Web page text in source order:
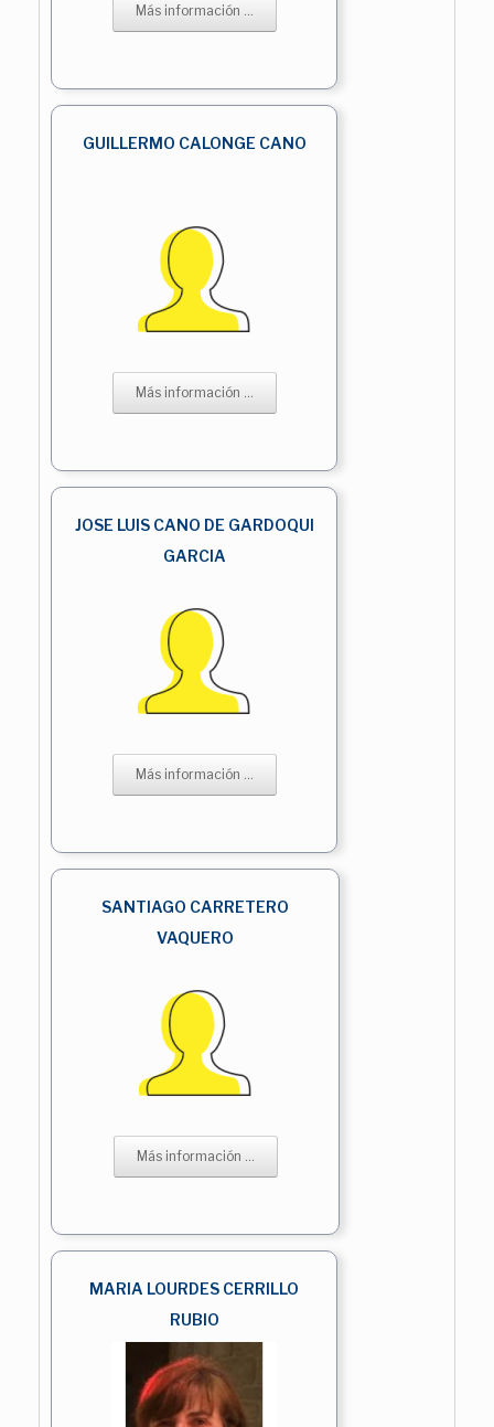
Más información ...
GUILLERMO CALONGE CANO
Más información ...
JOSE LUIS CANO DE GARDOQUI
GARCIA
Más información ...
SANTIAGO CARRETERO
VAQUERO
Más información ...
MARIA LOURDES CERRILLO
RUBIO